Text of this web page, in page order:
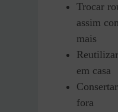
Trocar
assim
mais
em casa
fora